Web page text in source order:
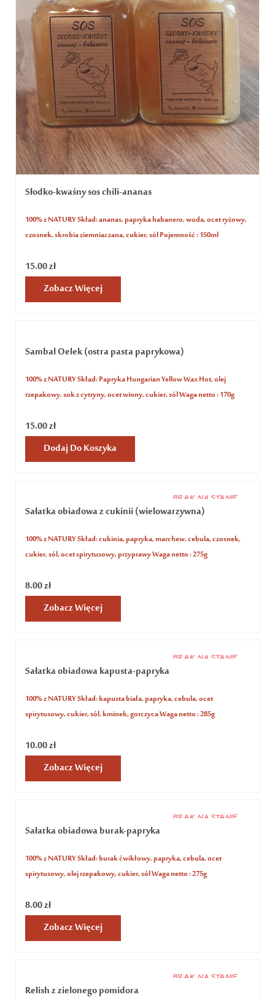
Słodko-kwaśny sos chili-ananas
100% z NATURY Skład: ananas, papryka habanero, woda, ocet ryżowy,
czosnek, skrobia ziemniaczana, cukier, sól Pojemność : 150ml
15.00zł
Zobacz Więcej
Sambal Oelek (ostra pasta paprykowa)
100% z NATURY Skład: Papryka Hungarian Yellow Wax Hot, olej
rzepakowy, sok z cytryny, ocet winny, cukier, sól Waga netto : 170g
15.00zł
Dodaj Do Koszyka
BRAK NA STANIE
Sałatka obiadowa z cukinii (wielowarzywna)
100% z NATURY Skład: cukinia, papryka, marchew, cebula, czosnek,
cukier, sól, ocet spirytusowy, przyprawy Waga netto : 275g
8.00zł
Zobacz Więcej
BRAK NA STANIE
Sałatka obiadowa kapusta-papryka
100% z NATURY Skład: kapusta biała, papryka, cebula, ocet
spirytusowy, cukier, sól, kminek, gorczyca Waga netto : 285g
10.00zł
Zobacz Więcej
BRAK NA STANIE
Sałatka obiadowa burak-papryka
100% z NATURY Skład: burak ćwikłowy, papryka, cebula, ocet
spirytusowy, olej rzepakowy, cukier, sól Waga netto : 275g
8.00zł
Zobacz Więcej
BRAK NA STANIE
Relish z zielonego pomidora